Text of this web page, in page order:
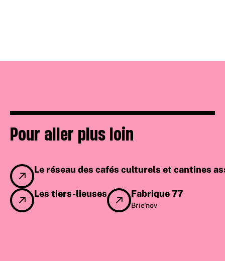
Pour aller plus loin
Le réseau des cafés culturels et cantines
Les tiers-lieuses Fabrique 77
Brie'nov